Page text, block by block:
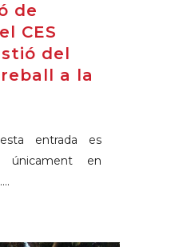
de
CES
del
a la
entrada es
únicament en